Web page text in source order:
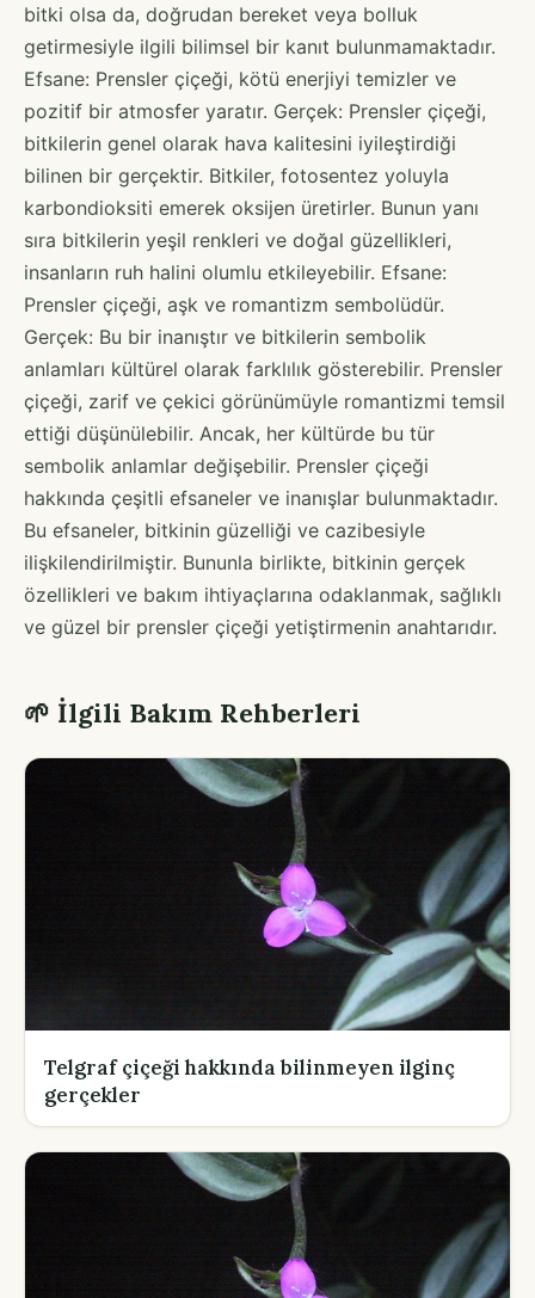
bitki olsa da, doğrudan bereket veya bolluk
getirmesiyle ilgili bilimsel bir kanıt bulunmamaktadır.
Efsane: Prensler çiçeği, kötü enerjiyi temizler ve
pozitif bir atmosfer yaratır. Gerçek: Prensler çiçeği,
bitkilerin genel olarak hava kalitesini iyileştirdiği
bilinen bir gerçektir. Bitkiler, fotosentez yoluyla
karbondioksiti emerek oksijen üretirler. Bunun yanı
sıra bitkilerin yeşil renkleri ve doğal güzellikleri,
insanların ruh halini olumlu etkileyebilir. Efsane:
Prensler çiçeği, aşk ve romantizm sembolüdür.
Gerçek: Bu bir inanıştır ve bitkilerin sembolik
anlamları kültürel olarak farklılık gösterebilir. Prensler
çiçeği, zarif ve çekici görünümüyle romantizmi temsil
ettiği düşünülebilir. Ancak, her kültürde bu tür
sembolik anlamlar değişebilir. Prensler çiçeği
hakkında çeşitli efsaneler ve inanışlar bulunmaktadır.
Bu efsaneler, bitkinin güzelliği ve cazibesiyle
ilişkilendirilmiştir. Bununla birlikte, bitkinin gerçek
özellikleri ve bakım ihtiyaçlarına odaklanmak, sağlıklı
ve güzel bir prensler çiçeği yetiştirmenin anahtarıdır.
🌱 İlgili Bakım Rehberleri
Telgraf çiçeği hakkında bilinmeyen ilginç
gerçekler